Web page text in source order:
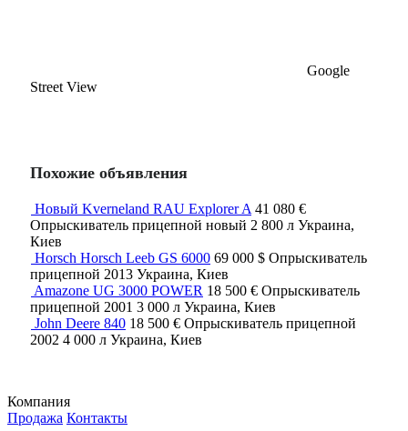
Google
Street View
Похожие объявления
Новый Kverneland RAU Explorer A 41 080 €
Опрыскиватель прицепной новый 2 800 л Украина,
Киев
Horsch Horsch Leeb GS 6000 69 000 $ Опрыскиватель
прицепной 2013 Украина, Киев
Amazone UG 3000 POWER 18 500 € Опрыскиватель
прицепной 2001 3 000 л Украина, Киев
John Deere 840 18 500 € Опрыскиватель прицепной
2002 4 000 л Украина, Киев
Компания
Продажа Контакты